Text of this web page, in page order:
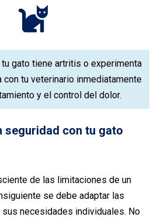
gato tiene artritis o experimenta
con tu veterinario inmediatamente
y el control del dolor.
seguridad con tu gato
de las limitaciones de un
se debe adaptar las
necesidades individuales. No